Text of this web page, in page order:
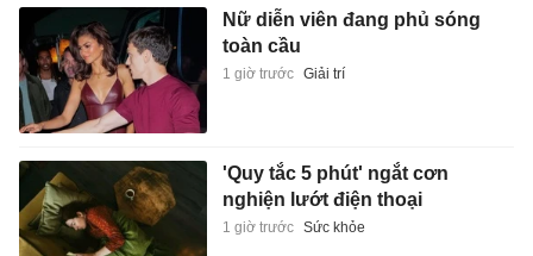
Nữ diễn viên đang phủ sóng
toàn cầu
1 giờ trước Giải trí
'Quy tắc 5 phút' ngắt cơn
nghiện lướt điện thoại
1 giờ trước Sức khỏe